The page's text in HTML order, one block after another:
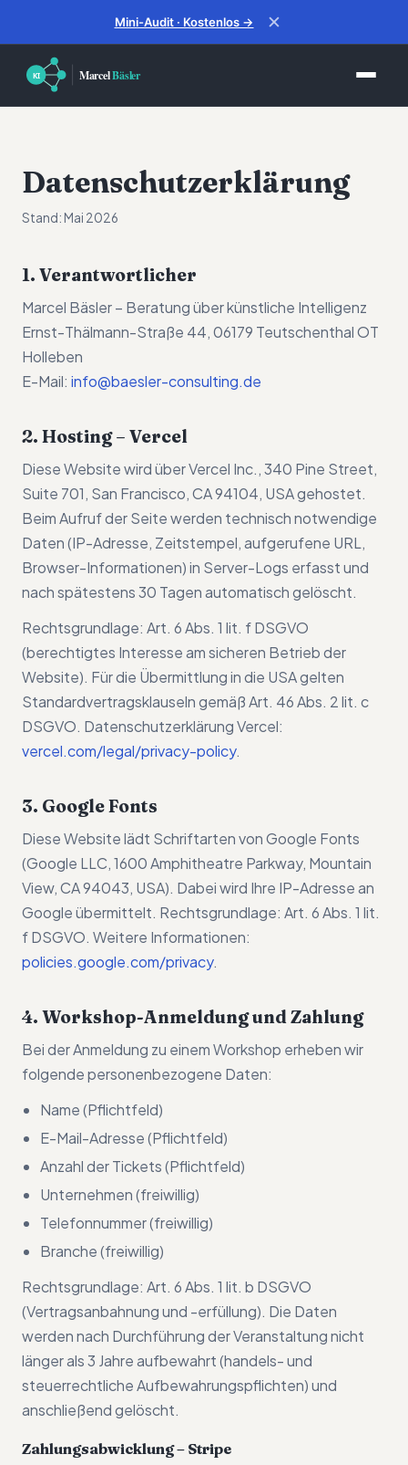
Mini-Audit · Kostenlos → ✕
Datenschutzerklärung
Stand: Mai 2026
1. Verantwortlicher
Marcel Bäsler – Beratung über künstliche Intelligenz
Ernst-Thälmann-Straße 44, 06179 Teutschenthal OT
Holleben
E-Mail: info@baesler-consulting.de
2. Hosting – Vercel
Diese Website wird über Vercel Inc., 340 Pine Street,
Suite 701, San Francisco, CA 94104, USA gehostet.
Beim Aufruf der Seite werden technisch notwendige
Daten (IP-Adresse, Zeitstempel, aufgerufene URL,
Browser-Informationen) in Server-Logs erfasst und
nach spätestens 30 Tagen automatisch gelöscht.
Rechtsgrundlage: Art. 6 Abs. 1 lit. f DSGVO
(berechtigtes Interesse am sicheren Betrieb der
Website). Für die Übermittlung in die USA gelten
Standardvertragsklauseln gemäß Art. 46 Abs. 2 lit. c
DSGVO. Datenschutzerklärung Vercel:
vercel.com/legal/privacy-policy.
3. Google Fonts
Diese Website lädt Schriftarten von Google Fonts
(Google LLC, 1600 Amphitheatre Parkway, Mountain
View, CA 94043, USA). Dabei wird Ihre IP-Adresse an
Google übermittelt. Rechtsgrundlage: Art. 6 Abs. 1 lit.
f DSGVO. Weitere Informationen:
policies.google.com/privacy.
4. Workshop-Anmeldung und Zahlung
Bei der Anmeldung zu einem Workshop erheben wir
folgende personenbezogene Daten:
Name (Pflichtfeld)
E-Mail-Adresse (Pflichtfeld)
Anzahl der Tickets (Pflichtfeld)
Unternehmen (freiwillig)
Telefonnummer (freiwillig)
Branche (freiwillig)
Rechtsgrundlage: Art. 6 Abs. 1 lit. b DSGVO
(Vertragsanbahnung und -erfüllung). Die Daten
werden nach Durchführung der Veranstaltung nicht
länger als 3 Jahre aufbewahrt (handels- und
steuerrechtliche Aufbewahrungspflichten) und
anschließend gelöscht.
Zahlungsabwicklung – Stripe